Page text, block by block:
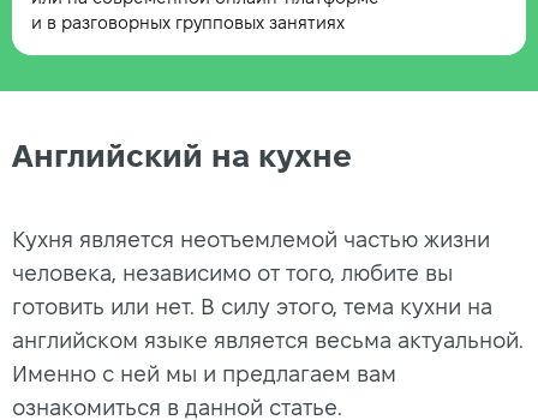
и в разговорных групповых занятиях
Английский на кухне
Кухня является неотъемлемой частью жизни
человека, независимо от того, любите вы
готовить или нет. В силу этого, тема кухни на
английском языке является весьма актуальной.
Именно с ней мы и предлагаем вам
ознакомиться в данной статье.